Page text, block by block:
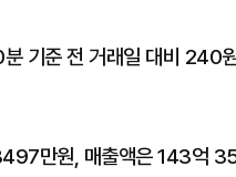
기준 전 거래일 대비 240
만원, 매출액은 143억